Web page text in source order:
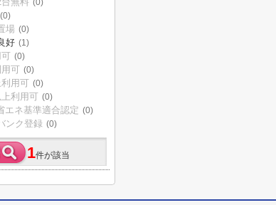
(0)
(0)
場 (0)
好 (1)
(0)
可 (0)
用可 (0)
利用可 (0)
エネ基準適合認定 (0)
ンク登録 (0)
1件が該当